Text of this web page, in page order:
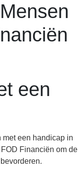
een
een handicap in
Financiën om de